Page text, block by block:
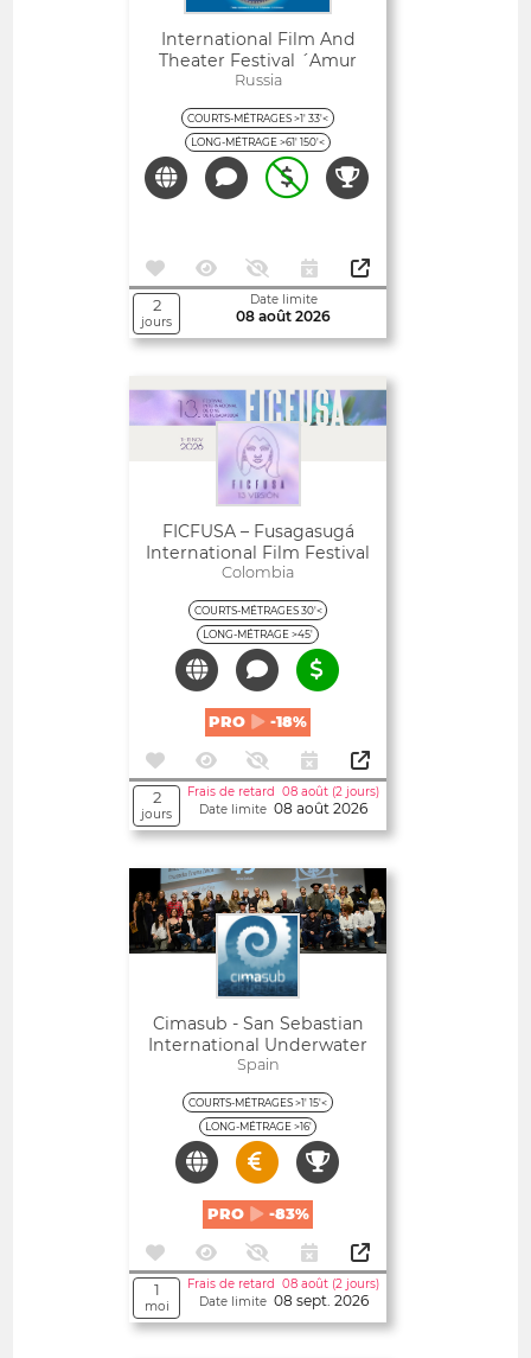
International Film And
Theater Festival ´amur
Autumn´
Russia
COURTS-MÉTRAGES >1' 33'<
LONG-MÉTRAGE >61' 150'<
2
jours
Date limite
08 août 2026
FICFUSA – Fusagasugá
International Film Festival
Colombia
COURTS-MÉTRAGES 30'<
LONG-MÉTRAGE >45'
PRO -18%
2
jours
Frais de retard 08 août (2 jours)
Date limite 08 août 2026
Ouvert
Cimasub - San Sebastian
International Underwater
Film Festival
Spain
COURTS-MÉTRAGES >1' 15'<
LONG-MÉTRAGE >16'
PRO -83%
1
moi
Frais de retard 08 août (2 jours)
Date limite 08 sept. 2026
Ouvert